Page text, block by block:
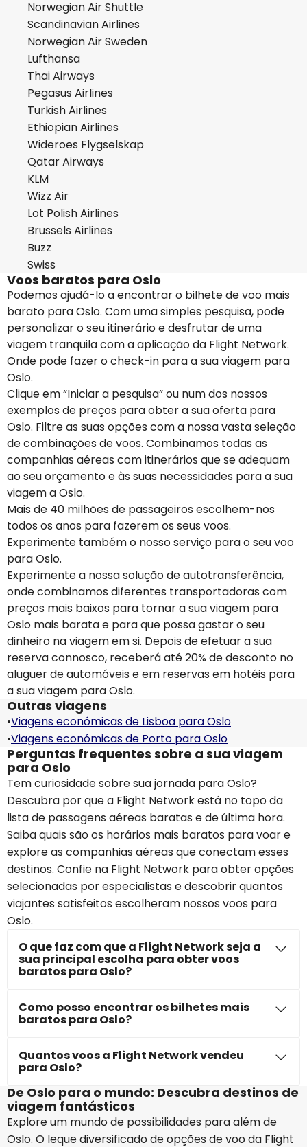
Norwegian Air Shuttle
Scandinavian Airlines
Norwegian Air Sweden
Lufthansa
Thai Airways
Pegasus Airlines
Turkish Airlines
Ethiopian Airlines
Wideroes Flygselskap
Qatar Airways
KLM
Wizz Air
Lot Polish Airlines
Brussels Airlines
Buzz
Swiss
Voos baratos para Oslo
Podemos ajudá-lo a encontrar o bilhete de voo mais
barato para Oslo. Com uma simples pesquisa, pode
personalizar o seu itinerário e desfrutar de uma
viagem tranquila com a aplicação da Flight Network.
Onde pode fazer o check-in para a sua viagem para
Oslo.
Clique em “Iniciar a pesquisa” ou num dos nossos
exemplos de preços para obter a sua oferta para
Oslo. Filtre as suas opções com a nossa vasta seleção
de combinações de voos. Combinamos todas as
companhias aéreas com itinerários que se adequam
ao seu orçamento e às suas necessidades para a sua
viagem a Oslo.
Mais de 40 milhões de passageiros escolhem-nos
todos os anos para fazerem os seus voos.
Experimente também o nosso serviço para o seu voo
para Oslo.
Experimente a nossa solução de autotransferência,
onde combinamos diferentes transportadoras com
preços mais baixos para tornar a sua viagem para
Oslo mais barata e para que possa gastar o seu
dinheiro na viagem em si. Depois de efetuar a sua
reserva connosco, receberá até 20% de desconto no
aluguer de automóveis e em reservas em hotéis para
a sua viagem para Oslo.
Outras viagens
•Viagens económicas de Lisboa para Oslo
•Viagens económicas de Porto para Oslo
Perguntas frequentes sobre a sua viagem
para Oslo
Tem curiosidade sobre sua jornada para Oslo?
Descubra por que a Flight Network está no topo da
lista de passagens aéreas baratas e de última hora.
Saiba quais são os horários mais baratos para voar e
explore as companhias aéreas que conectam esses
destinos. Confie na Flight Network para obter opções
selecionadas por especialistas e descobrir quantos
viajantes satisfeitos escolheram nossos voos para
Oslo.
O que faz com que a Flight Network seja a
sua principal escolha para obter voos
baratos para Oslo?
Como posso encontrar os bilhetes mais
baratos para Oslo?
Quantos voos a Flight Network vendeu
para Oslo?
De Oslo para o mundo: Descubra destinos de
viagem fantásticos
Explore um mundo de possibilidades para além de
Oslo. O leque diversificado de opções de voo da Flight